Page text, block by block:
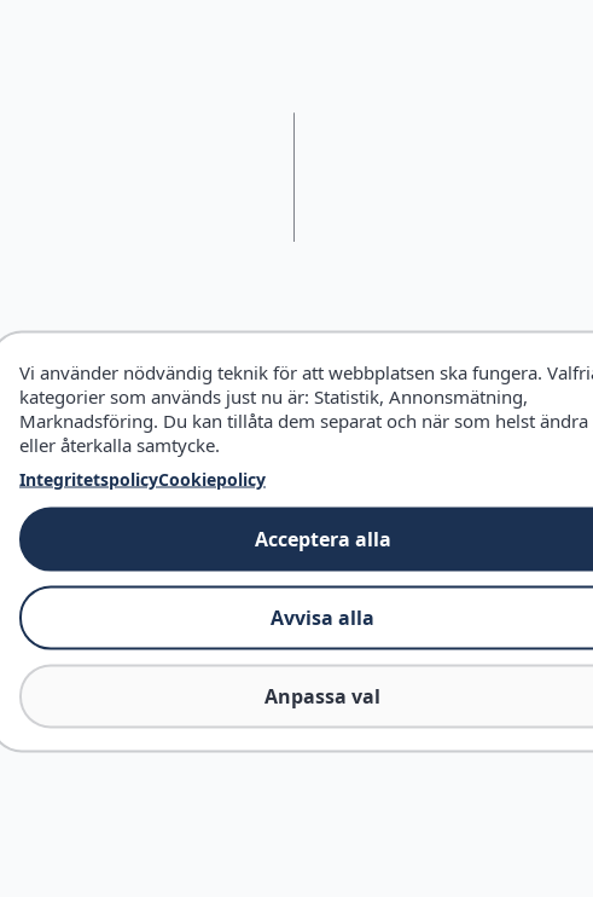
Vi använder nödvändig teknik för att webbplatsen ska fungera.
kategorier som används just nu är: Statistik, Annonsmätning,
Marknadsföring. Du kan tillåta dem separat och när som helst ändra
eller återkalla samtycke.
IntegritetspolicyCookiepolicy
Acceptera alla
Avvisa alla
Anpassa val